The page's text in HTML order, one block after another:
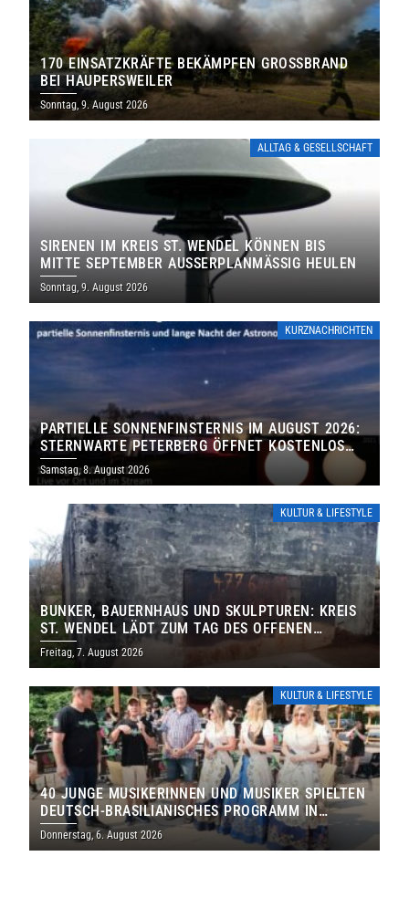
170 EINSATZKRÄFTE BEKÄMPFEN GROSSBRAND B
EI HAUPERSWEILER
Sonntag, 9. August 2026
ALLTAG & GESELLSCHAFT
SIRENEN IM KREIS ST. WENDEL KÖNNEN BIS
MITTE SEPTEMBER AUSSERPLANMÄSSIG HEULEN
Sonntag, 9. August 2026
KURZNACHRICHTEN
PARTIELLE SONNENFINSTERNIS IM AUGUST 2026:
STERNWARTE PETERBERG ÖFFNET KOSTENLOS
IHRE TORE
Samstag, 8. August 2026
KULTUR & LIFESTYLE
BUNKER, BAUERNHAUS UND SKULPTUREN: KREIS
ST. WENDEL LÄDT ZUM TAG DES OFFENEN
DENKMALS EIN
Freitag, 7. August 2026
KULTUR & LIFESTYLE
40 JUNGE MUSIKERINNEN UND MUSIKER SPIELTEN
DEUTSCH-BRASILIANISCHES PROGRAMM IN
THOLEY
Donnerstag, 6. August 2026